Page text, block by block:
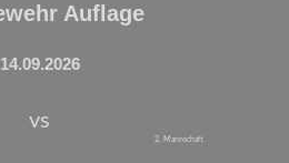
Auflage
14.09.2026
vs
2. Mannschaft